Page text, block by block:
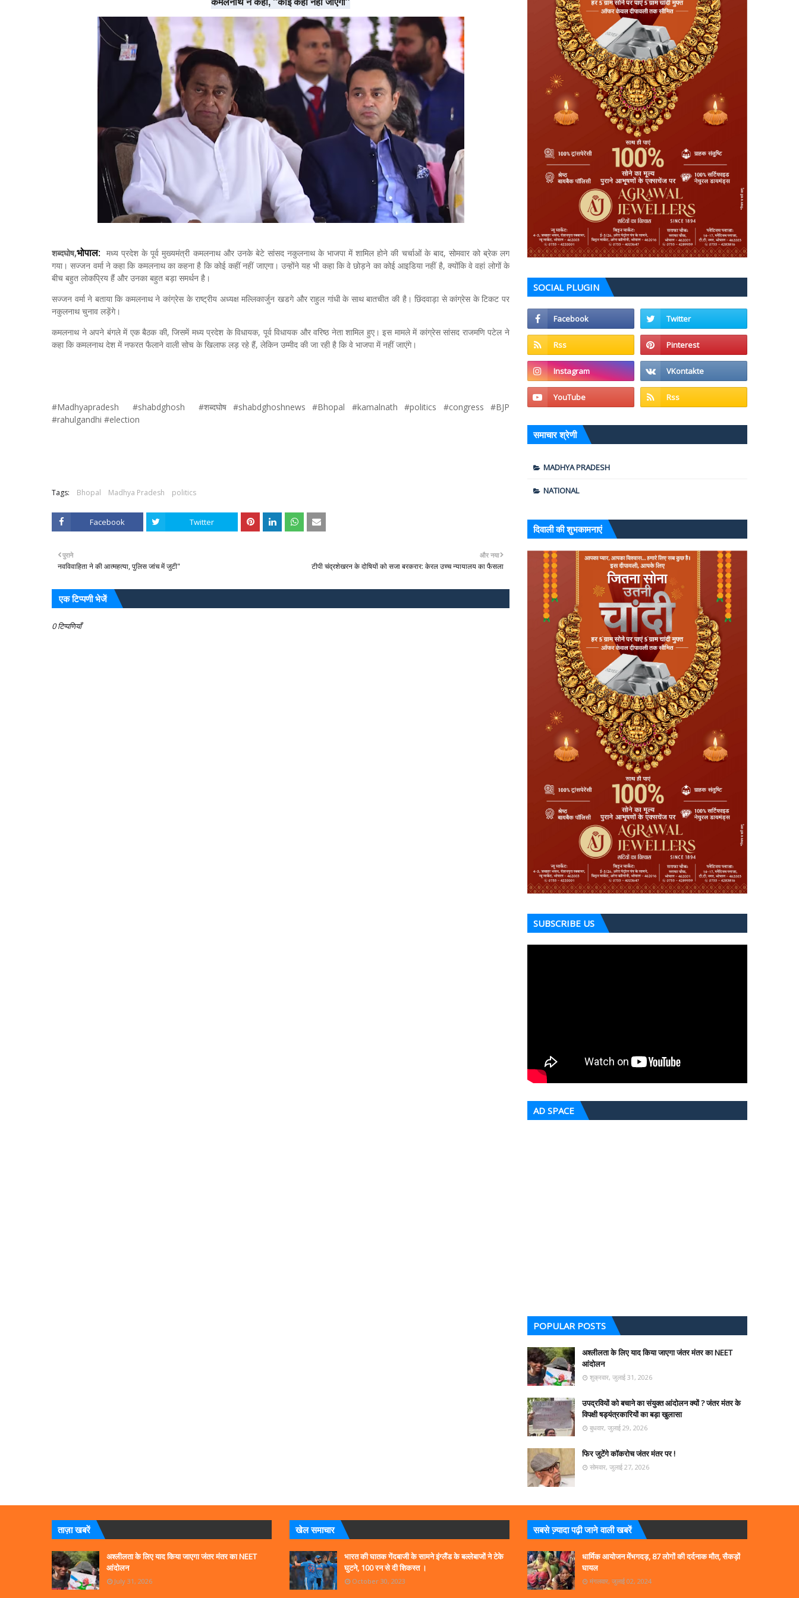
शब्‍दघोष,भोपाल: मध्य प्रदेश के पूर्व मुख्यमंत्री कमलनाथ और उनके बेटे सांसद नकुलनाथ के भाजपा में शामिल होने की चर्चाओं के बाद, सोमवार को ब्रेक लग
गया। सज्जन वर्मा ने कहा कि कमलनाथ का कहना है कि कोई कहीं नहीं जाएगा। उन्होंने यह भी कहा कि वे छोड़ने का कोई आइडिया नहीं है, क्योंकि वे वहां लोगों के
बीच बहुत लोकप्रिय हैं और उनका बहुत बड़ा समर्थन है।
सज्जन वर्मा ने बताया कि कमलनाथ ने कांग्रेस के राष्ट्रीय अध्यक्ष मल्लिकार्जुन खडगे और राहुल गांधी के साथ बातचीत की है। छिंदवाड़ा से कांग्रेस के टिकट पर
नकुलनाथ चुनाव लड़ेंगे।
कमलनाथ ने अपने बंगले में एक बैठक की, जिसमें मध्य प्रदेश के विधायक, पूर्व विधायक और वरिष्ठ नेता शामिल हुए। इस मामले में कांग्रेस सांसद राजमणि पटेल ने
कहा कि कमलनाथ देश में नफरत फैलाने वाली सोच के खिलाफ लड़ रहे हैं, लेकिन उम्मीद की जा रही है कि वे भाजपा में नहीं जाएंगे।
#Madhyapradesh #shabdghosh #शब्‍दघोष #shabdghoshnews #Bhopal #kamalnath #politics #congress #BJP
#rahulgandhi #election
Tags: Bhopal Madhya Pradesh politics
Facebook Twitter
और नया
टीपी चंद्रशेखरन के दोषियों को सजा बरकरार: केरल उच्च न्यायालय का फैसला
पुराने
नवविवाहिता ने की आत्महत्या, पुलिस जांच में जुटी"
एक टिप्पणी भेजें
0 टिप्पणियाँ
SOCIAL PLUGIN
समाचार श्रेणी
MADHYA PRADESH
NATIONAL
दिवाली की शुभकामनाएं
SUBSCRIBE US
AD SPACE
POPULAR POSTS
अश्लीलता के लिए याद किया जाएगा जंतर मंतर का NEET
आंदोलन
शुक्रवार, जुलाई 31, 2026
उपद्रवियों को बचाने का संयुक्त आंदोलन क्यों ? जंतर मंतर के
विपक्षी षड्यंत्रकारियों का बड़ा खुलासा
बुधवार, जुलाई 29, 2026
फिर जुटेंगे कॉकरोच जंतर मंतर पर !
सोमवार, जुलाई 27, 2026
ताज़ा खबरें
अश्लीलता के लिए याद किया जाएगा जंतर मंतर का NEET
आंदोलन
July 31, 2026
खेल समाचार
भारत की घातक गेंदबाजी के सामने इंग्लैंड के बल्लेबाजों ने टेके
घुटने, 100 रन से दी शिकस्त ।
October 30, 2023
सबसे ज्‍़यादा पढ़ी जाने वाली खबरें
धार्मिक आयोजन मेंभगदड़, 87 लोगों की दर्दनाक मौत, सैकड़ों
घायल
मंगलवार, जुलाई 02, 2024